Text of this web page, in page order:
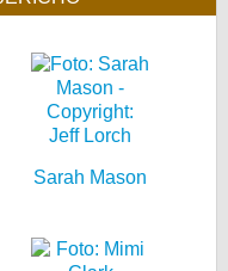
Sarah Mason